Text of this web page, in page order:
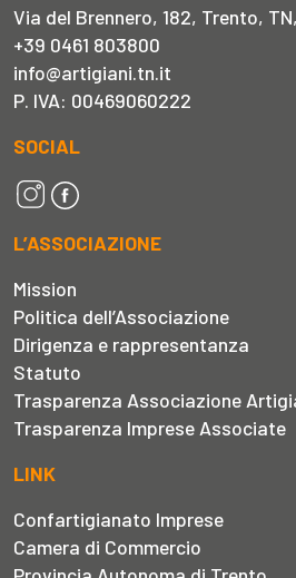
Via del Brennero, 182, Trento,
+39 0461 803800
info@artigiani.tn.it
P. IVA: 00469060222
SOCIAL
L’ASSOCIAZIONE
Mission
Politica dell’Associazione
Dirigenza e rappresentanza
Statuto
Trasparenza Associazione
Trasparenza Imprese Associate
LINK
Confartigianato Imprese
Camera di Commercio